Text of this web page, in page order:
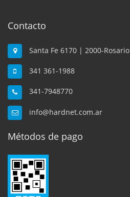
Contacto
Santa Fe 6170 | 2000-Rosario
341 361-1988
341-7948770
info@hardnet.com.ar
Métodos de pago